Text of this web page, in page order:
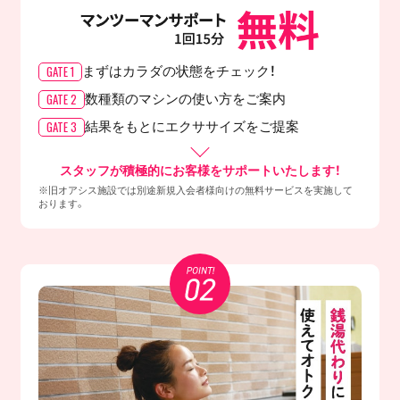
GATE 1 まずはカラダの状態をチェック！
GATE 2 数種類のマシンの使い方をご案内
GATE 3 結果をもとにエクササイズをご提案
スタッフが積極的にお客様をサポートいたします！
※旧オアシス施設では別途新規入会者様向けの無料サービスを実施して
おります。